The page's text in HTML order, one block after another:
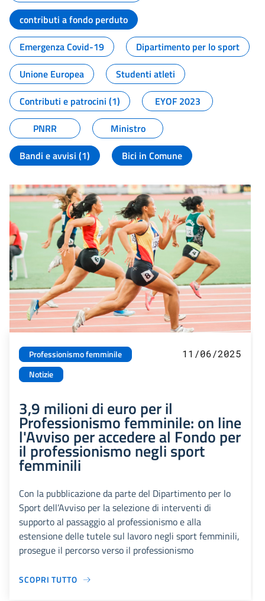
contributi a fondo perduto
Emergenza Covid-19
Dipartimento per lo sport
Unione Europea
Studenti atleti
Contributi e patrocini (1)
EYOF 2023
PNRR
Ministro
Bandi e avvisi (1)
Bici in Comune
Professionismo femminile
Notizie
11/06/2025
3,9 milioni di euro per il
Professionismo femminile: on line
l'Avviso per accedere al Fondo per
il professionismo negli sport
femminili
Con la pubblicazione da parte del Dipartimento per lo
Sport dell’Avviso per la selezione di interventi di
supporto al passaggio al professionismo e alla
estensione delle tutele sul lavoro negli sport femminili,
prosegue il percorso verso il professionismo
SCOPRI TUTTO